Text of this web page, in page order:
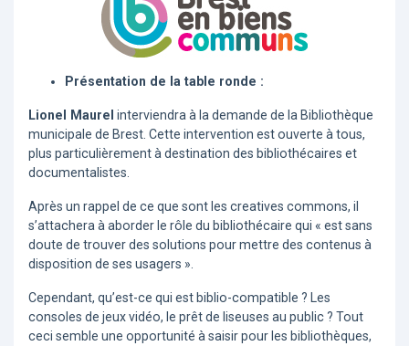
Présentation de la table ronde :
Lionel Maurel interviendra à la demande de la Bibliothèque
municipale de Brest. Cette intervention est ouverte à tous,
plus particulièrement à destination des bibliothécaires et
documentalistes.
Après un rappel de ce que sont les creatives commons, il
s’attachera à aborder le rôle du bibliothécaire qui « est sans
doute de trouver des solutions pour mettre des contenus à
disposition de ses usagers ».
Cependant, qu’est-ce qui est biblio-compatible ? Les
consoles de jeux vidéo, le prêt de liseuses au public ? Tout
ceci semble une opportunité à saisir pour les bibliothèques,